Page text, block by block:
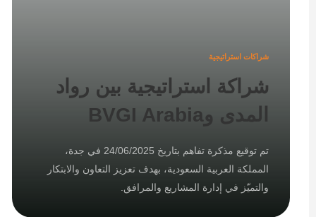
شراكات استراتيجية
شراكة استراتيجية بين رواد
المدى وBVGI Arabia
تم توقيع مذكرة تفاهم بتاريخ 24/06/2025 في جدة،
المملكة العربية السعودية، بهدف تعزيز التعاون والابتكار
والتميّز في إدارة المشاريع والمرافق.